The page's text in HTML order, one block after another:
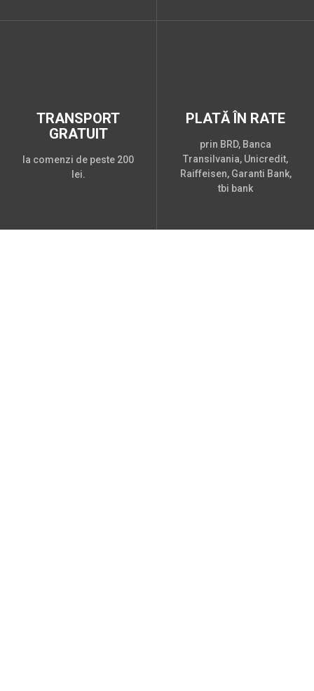
TRANSPORT
GRATUIT
la comenzi de peste 200
lei.
PLATĂ ÎN RATE
prin BRD, Banca
Transilvania, Unicredit,
Raiffeisen, Garanti Bank,
tbi bank